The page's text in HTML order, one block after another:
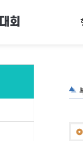
회